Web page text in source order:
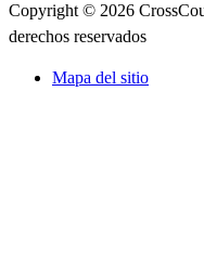
Copyright © 2026
derechos reservados
Mapa del sitio